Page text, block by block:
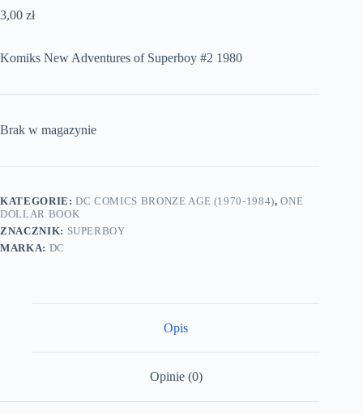
3,00 zł
Komiks New Adventures of Superboy #2 1980
Brak w magazynie
KATEGORIE:DC COMICS BRONZE AGE (1970-1984),ONE
DOLLAR BOOK
ZNACZNIK: SUPERBOY
MARKA: DC
Opis
Opinie (0)